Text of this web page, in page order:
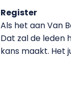
Register
Als het aan Van
Dat zal de leden
kans maakt. Het